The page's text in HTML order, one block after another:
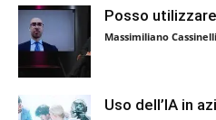
Posso utilizzare
Massimiliano Cassinelli
Uso dell’IA in